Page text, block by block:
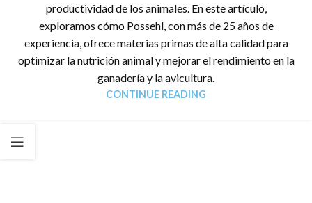
productividad de los animales. En este artículo,
exploramos cómo Possehl, con más de 25 años de
experiencia, ofrece materias primas de alta calidad para
optimizar la nutrición animal y mejorar el rendimiento en la
ganadería y la avicultura.
CONTINUE READING